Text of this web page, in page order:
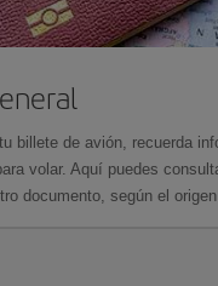
billete de avión, recuerda
volar. Aquí puedes
documento, según el